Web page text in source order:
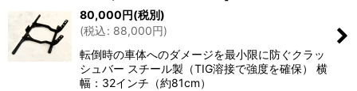
80,000円(税別)
(税込: 88,000円)
転倒時の車体へのダメージを最小限に防ぐクラッ
シュバー スチール製（TIG溶接で強度を確保） 横
幅：32インチ（約81cm）